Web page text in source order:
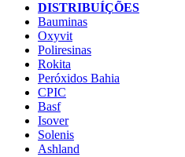
DISTRIBUÍÇÕES
Bauminas
Oxyvit
Poliresinas
Rokita
Peróxidos Bahia
CPIC
Basf
Isover
Solenis
Ashland